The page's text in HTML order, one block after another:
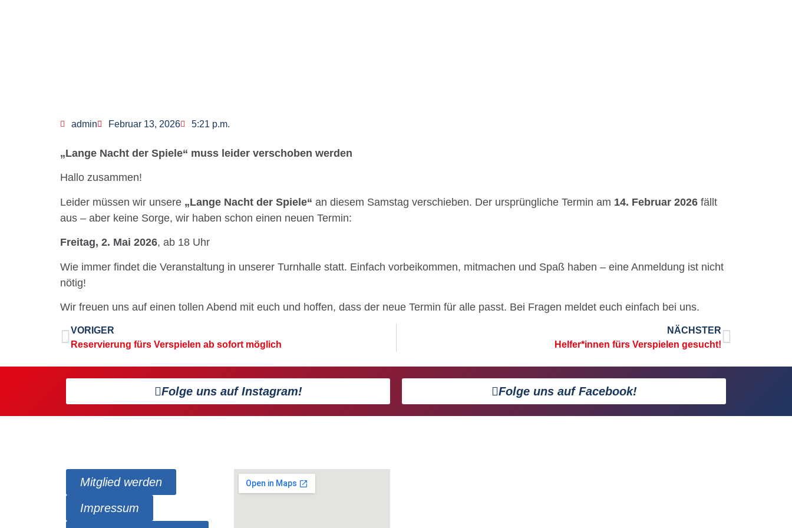
admin Februar 13, 2026 5:21 p.m.
„Lange Nacht der Spiele“ muss leider verschoben werden
Hallo zusammen!
Leider müssen wir unsere „Lange Nacht der Spiele“ an diesem Samstag verschieben. Der ursprüngliche Termin am 14. Februar 2026 fällt
aus – aber keine Sorge, wir haben schon einen neuen Termin:
Freitag, 2. Mai 2026, ab 18 Uhr
Wie immer findet die Veranstaltung in unserer Turnhalle statt. Einfach vorbeikommen, mitmachen und Spaß haben – eine Anmeldung ist nicht
nötig!
Wir freuen uns auf einen tollen Abend mit euch und hoffen, dass der neue Termin für alle passt. Bei Fragen meldet euch einfach bei uns.
VORIGER
Reservierung fürs Verspielen ab sofort möglich
NÄCHSTER
Helfer*innen fürs Verspielen gesucht!
Folge uns auf Instagram! Folge uns auf Facebook!
Mitglied werden
Impressum